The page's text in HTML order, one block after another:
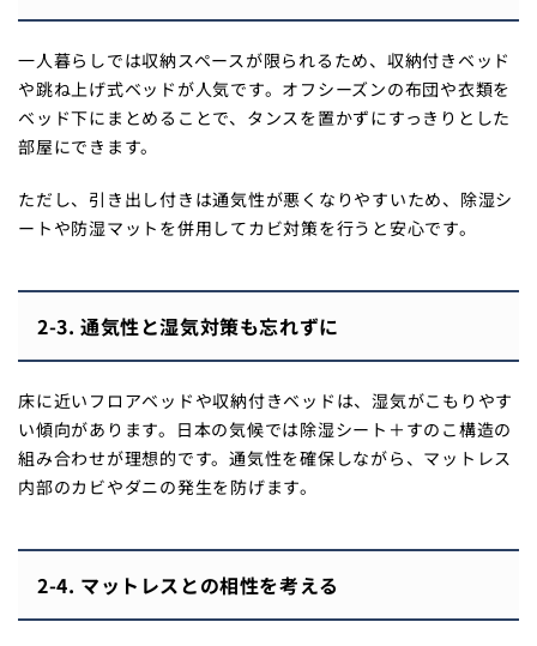
一人暮らしでは収納スペースが限られるため、収納付きベッド
や跳ね上げ式ベッドが人気です。オフシーズンの布団や衣類を
ベッド下にまとめることで、タンスを置かずにすっきりとした
部屋にできます。
ただし、引き出し付きは通気性が悪くなりやすいため、除湿シ
ートや防湿マットを併用してカビ対策を行うと安心です。
2-3. 通気性と湿気対策も忘れずに
床に近いフロアベッドや収納付きベッドは、湿気がこもりやす
い傾向があります。日本の気候では除湿シート＋すのこ構造の
組み合わせが理想的です。通気性を確保しながら、マットレス
内部のカビやダニの発生を防げます。
2-4. マットレスとの相性を考える